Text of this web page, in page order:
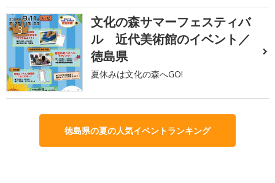
3
文化の森サマーフェスティバ
ル 近代美術館のイベント／
徳島県
夏休みは文化の森へGO!
徳島県の夏の人気イベントランキング